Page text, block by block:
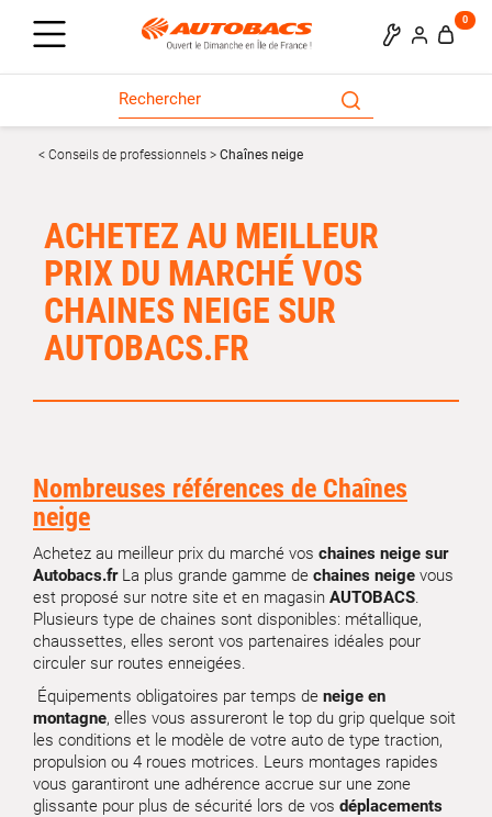
0
Conseils de professionnels Chaînes neige
ACHETEZ AU MEILLEUR
PRIX DU MARCHÉ VOS
CHAINES NEIGE SUR
AUTOBACS.FR
Nombreuses références de Chaînes
neige
Achetez au meilleur prix du marché vos chaines neige sur
Autobacs.frLa plus grande gamme de chaines neige vous
est proposé sur notre site et en magasin AUTOBACS.
Plusieurs type de chaines sont disponibles: métallique,
chaussettes, elles seront vos partenaires idéales pour
circuler sur routes enneigées.
Équipements obligatoires par temps de neige en
montagne, elles vous assureront le top du grip quelque soit
les conditions et le modèle de votre auto de type traction,
propulsion ou 4 roues motrices. Leurs montages rapides
vous garantiront une adhérence accrue sur une zone
glissante pour plus de sécurité lors de vos déplacements